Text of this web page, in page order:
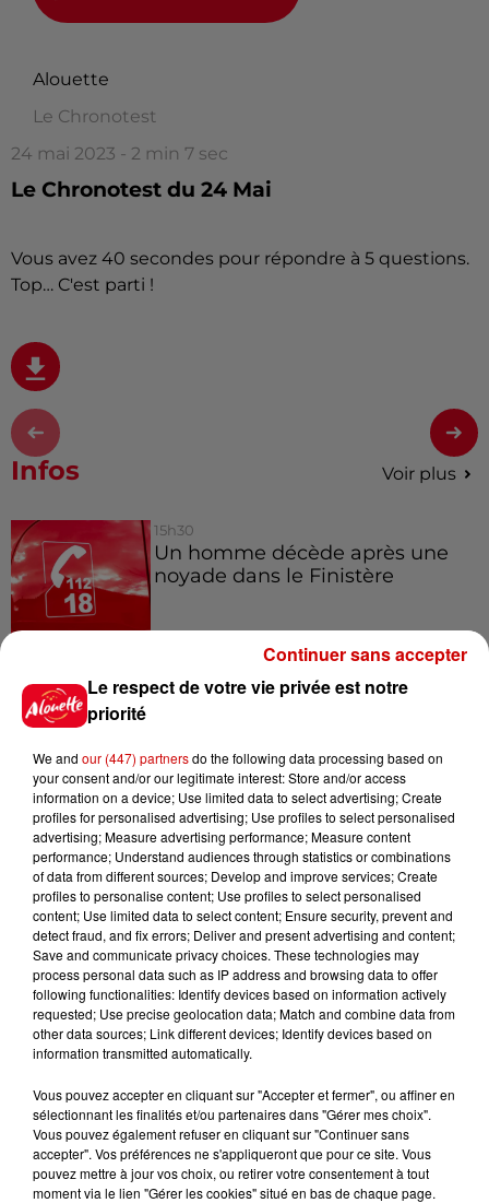
Alouette
Le Chronotest
24 mai 2023 - 2 min 7 sec
Le Chronotest du 24 Mai
Vous avez 40 secondes pour répondre à 5 questions.
Top… C'est parti !
Infos Voir plus
15h30
Un homme décède après une
noyade dans le Finistère
Vendre un chiot en animalerie
14h03
Invasion de physalies sur des
plages du Sud-Ouest
11h51
À LA UNE : affaire Manon
Relandeau, musée cambriolé et
Amel Bent en...
Jeux Voir plus
Le respect de votre vie privée est notre
priorité
We and our (447) partnersdo the following data processing based on
your consent and/or our legitimate interest: Store and/or access
information on a device; Use limited data to select advertising; Create
profiles for personalised advertising; Use profiles to select personalised
advertising; Measure advertising performance; Measure content
performance; Understand audiences through statistics or combinations
of data from different sources; Develop and improve services; Create
profiles to personalise content; Use profiles to select personalised
content; Use limited data to select content; Ensure security, prevent and
detect fraud, and fix errors; Deliver and present advertising and content;
Save and communicate privacy choices. These technologies may
process personal data such as IP address and browsing data to offer
following functionalities: Identify devices based on information actively
requested; Use precise geolocation data; Match and combine data from
other data sources; Link different devices; Identify devices based on
information transmitted automatically.
Vous pouvez accepter en cliquant sur "Accepter et fermer", ou affiner en
sélectionnant les finalités et/ou partenaires dans "Gérer mes choix".
Vous pouvez également refuser en cliquant sur "Continuer sans
accepter". Vos préférences ne s'appliqueront que pour ce site. Vous
pouvez mettre à jour vos choix, ou retirer votre consentement à tout
moment via le lien "Gérer les cookies" situé en bas de chaque page.
Continuer sans accepter